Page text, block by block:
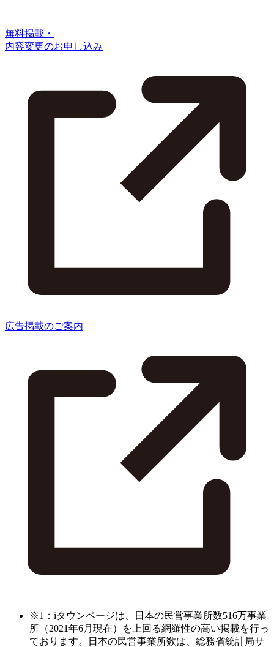
無料掲載・
内容変更のお申し込み
広告掲載のご案内
※1：iタウンページは、日本の民営事業所数516万事業
所（2021年6月現在）を上回る網羅性の高い掲載を行っ
ております。日本の民営事業所数は、総務省統計局サ